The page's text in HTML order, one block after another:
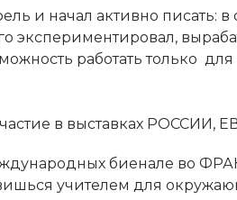
и начал активно
экспериментировал,
работать только
в выставках РОССИИ,
биенале во
учителем для